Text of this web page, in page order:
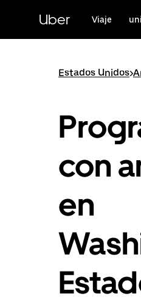
contenido
principal
Uber Viaje
Estados Unidos>
con
en